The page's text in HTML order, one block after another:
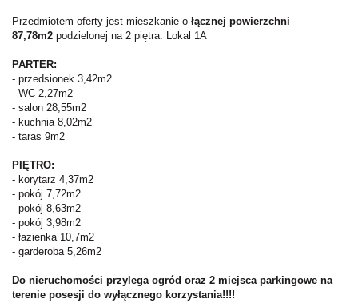
Przedmiotem oferty jest mieszkanie o łącznej powierzchni
87,78m2 podzielonej na 2 piętra. Lokal 1A
PARTER:
- przedsionek 3,42m2
- WC 2,27m2
- salon 28,55m2
- kuchnia 8,02m2
- taras 9m2
PIĘTRO:
- korytarz 4,37m2
- pokój 7,72m2
- pokój 8,63m2
- pokój 3,98m2
- łazienka 10,7m2
- garderoba 5,26m2
Do nieruchomości przylega ogród oraz 2 miejsca parkingowe na
terenie posesji do wyłącznego korzystania!!!!